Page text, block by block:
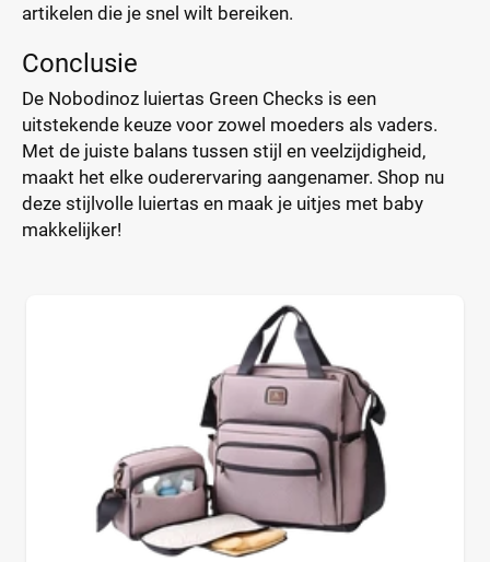
artikelen die je snel wilt bereiken.
Conclusie
De Nobodinoz luiertas Green Checks is een
uitstekende keuze voor zowel moeders als vaders.
Met de juiste balans tussen stijl en veelzijdigheid,
maakt het elke ouderervaring aangenamer. Shop nu
deze stijlvolle luiertas en maak je uitjes met baby
makkelijker!